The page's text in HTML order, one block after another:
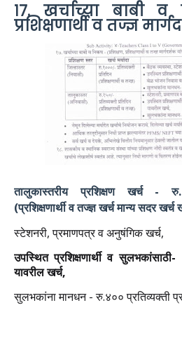
१७. खर्चाच्या बाबी व
प्रशिक्षणार्थी व तज्ज्ञ
तालुकास्तरीय प्रशिक्षण खर्च -
(प्रशिक्षणार्थी व तज्ज्ञ खर्च मान्य सदर
स्टेशनरी, प्रमाणपत्र व अनुषंगिक खर्च,
उपस्थित प्रशिक्षणार्थी व
यावरील खर्च,
सुलभकांना मानधन - रु.४०० प्रतिव्यक्ती